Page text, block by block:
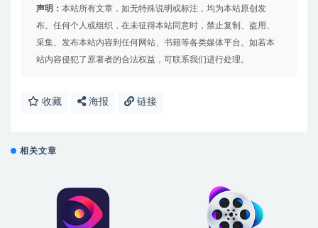
声明： 本站所有文章，如无特殊说明或标注，均为本站原创发
布。任何个人或组织，在未征得本站同意时，禁止复制、盗用、
采集、发布本站内容到任何网站、书籍等各类媒体平台。如若本
站内容侵犯了原著者的合法权益，可联系我们进行处理。
收藏 海报 链接
相关文章